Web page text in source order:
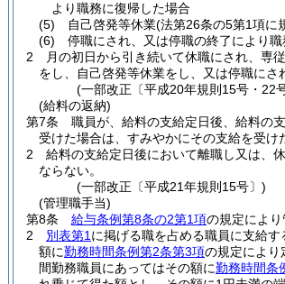
より職務に復帰した場合
(5)
自己啓発等休業(法第26条の5第1項に
(6)
停職にされ、又は停職の終了により
2
月の初日から引き続いて休職にされ、専従
をし、自己啓発等休業をし、又は停職に
(一部改正〔平成20年規則15号・22
(給料の返納)
第7条
職員が、給料の支給定日後、給料の
受けた場合は、すみやかにその支給を受け
2
給料の支給定日後において離職し又は、
ならない。
(一部改正〔平成21年規則15号〕)
(管理職手当)
第8条
給与条例第8条の2第1項の規定により
2
別表第1 に掲げる職を占める職員に支給
額に勤務時間条例第2条第3項の規定により
間勤務職員にあってはその額に勤務時間条